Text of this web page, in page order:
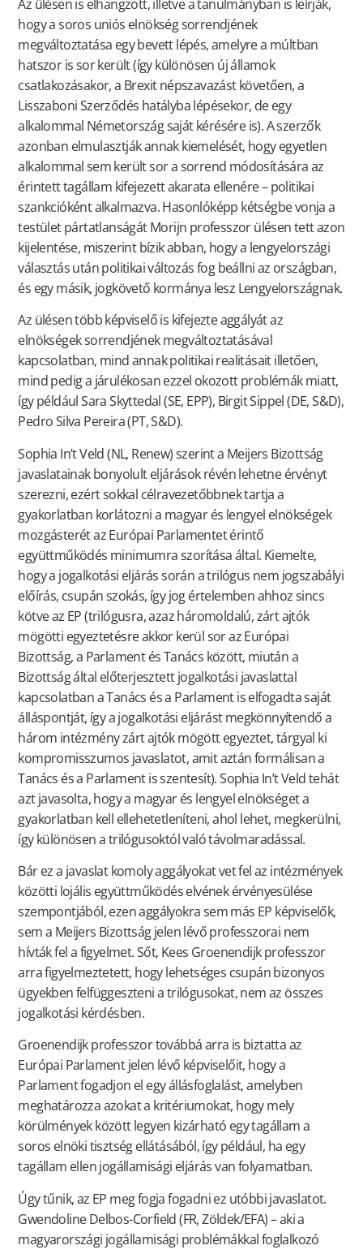
Az ülésen is elhangzott, illetve a tanulmányban is leírják,
hogy a soros uniós elnökség sorrendjének
megváltoztatása egy bevett lépés, amelyre a múltban
hatszor is sor került (így különösen új államok
csatlakozásakor, a Brexit népszavazást követően, a
Lisszaboni Szerződés hatályba lépésekor, de egy
alkalommal Németország saját kérésére is). A szerzők
azonban elmulasztják annak kiemelését, hogy egyetlen
alkalommal sem került sor a sorrend módosítására az
érintett tagállam kifejezett akarata ellenére – politikai
szankcióként alkalmazva. Hasonlóképp kétségbe vonja a
testület pártatlanságát Morijn professzor ülésen tett azon
kijelentése, miszerint bízik abban, hogy a lengyelországi
választás után politikai változás fog beállni az országban,
és egy másik, jogkövető kormánya lesz Lengyelországnak.
Az ülésen több képviselő is kifejezte aggályát az
elnökségek sorrendjének megváltoztatásával
kapcsolatban, mind annak politikai realitásait illetően,
mind pedig a járulékosan ezzel okozott problémák miatt,
így például Sara Skyttedal (SE, EPP), Birgit Sippel (DE, S&D),
Pedro Silva Pereira (PT, S&D).
Sophia In’t Veld (NL, Renew) szerint a Meijers Bizottság
javaslatainak bonyolult eljárások révén lehetne érvényt
szerezni, ezért sokkal célravezetőbbnek tartja a
gyakorlatban korlátozni a magyar és lengyel elnökségek
mozgásterét az Európai Parlamentet érintő
együttműködés minimumra szorítása által. Kiemelte,
hogy a jogalkotási eljárás során a trilógus nem jogszabályi
előírás, csupán szokás, így jog értelemben ahhoz sincs
kötve az EP (trilógusra, azaz háromoldalú, zárt ajtók
mögötti egyeztetésre akkor kerül sor az Európai
Bizottság, a Parlament és Tanács között, miután a
Bizottság által előterjesztett jogalkotási javaslattal
kapcsolatban a Tanács és a Parlament is elfogadta saját
álláspontját, így a jogalkotási eljárást megkönnyítendő a
három intézmény zárt ajtók mögött egyeztet, tárgyal ki
kompromisszumos javaslatot, amit aztán formálisan a
Tanács és a Parlament is szentesít). Sophia In’t Veld tehát
azt javasolta, hogy a magyar és lengyel elnökséget a
gyakorlatban kell ellehetetleníteni, ahol lehet, megkerülni,
így különösen a trilógusoktól való távolmaradással.
Bár ez a javaslat komoly aggályokat vet fel az intézmények
közötti lojális együttműködés elvének érvényesülése
szempontjából, ezen aggályokra sem más EP képviselők,
sem a Meijers Bizottság jelen lévő professzorai nem
hívták fel a figyelmet. Sőt, Kees Groenendijk professzor
arra figyelmeztetett, hogy lehetséges csupán bizonyos
ügyekben felfüggeszteni a trilógusokat, nem az összes
jogalkotási kérdésben.
Groenendijk professzor továbbá arra is biztatta az
Európai Parlament jelen lévő képviselőit, hogy a
Parlament fogadjon el egy állásfoglalást, amelyben
meghatározza azokat a kritériumokat, hogy mely
körülmények között legyen kizárható egy tagállam a
soros elnöki tisztség ellátásából, így például, ha egy
tagállam ellen jogállamisági eljárás van folyamatban.
Úgy tűnik, az EP meg fogja fogadni ez utóbbi javaslatot.
Gwendoline Delbos-Corfield (FR, Zöldek/EFA) – aki a
magyarországi jogállamisági problémákkal foglalkozó